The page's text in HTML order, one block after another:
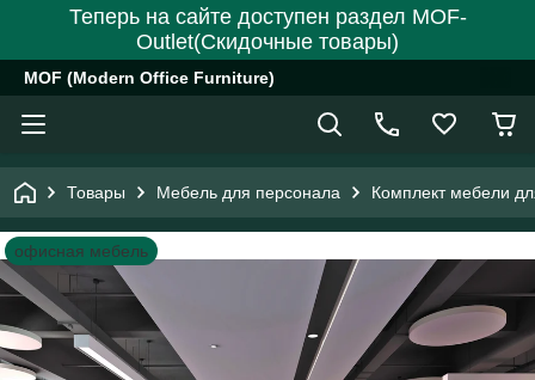
Теперь на сайте доступен раздел MOF-
Outlet(Скидочные товары)
MOF (Modern Office Furniture)
Товары Мебель для персонала Комплект мебели
офисная мебель